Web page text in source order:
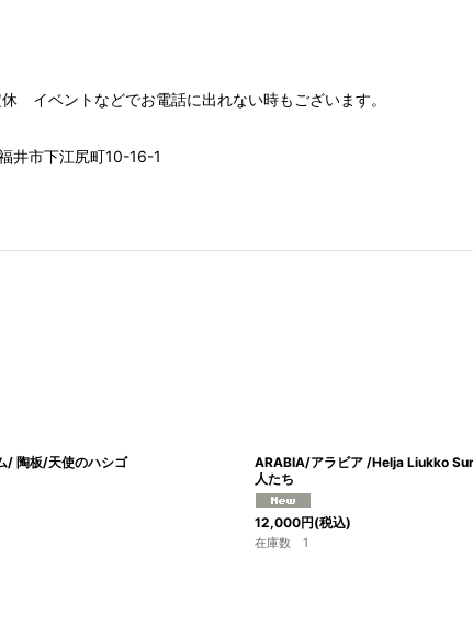
イベントなどでお電話に出れない時もございます。
井市下江尻町10-16-1
/ 陶板/天使のハシゴ
ARABIA/アラビア /Helja Liukko
人たち
12,000円(税込)
在庫数 1